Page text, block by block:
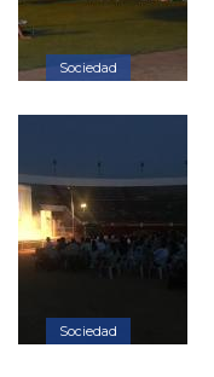
Sociedad
Sociedad